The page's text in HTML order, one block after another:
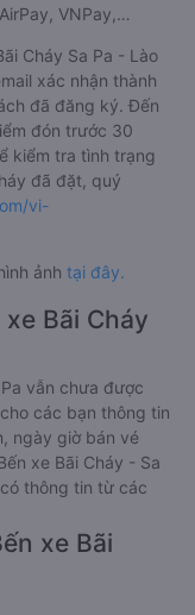
VNPay,…
Cháy Sa Pa - Lào
xác nhận thành
đã đăng ký. Đến
đón trước 30
kiểm tra tình trạng
đã đặt, quý
vi-
ảnh tại đây.
Bãi Cháy
vẫn chưa được
các bạn thông tin
ngày giờ bán vé
xe Bãi Cháy - Sa
thông tin từ các
xe Bãi